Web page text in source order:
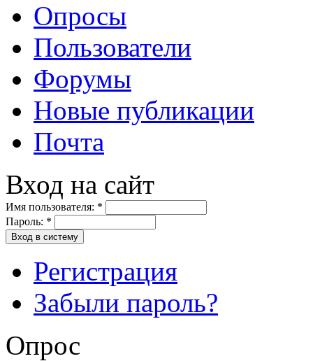
Опросы
Пользователи
Форумы
Новые публикации
Почта
Вход на сайт
Имя пользователя: *
Пароль: *
Вход в систему
Регистрация
Забыли пароль?
Опрос